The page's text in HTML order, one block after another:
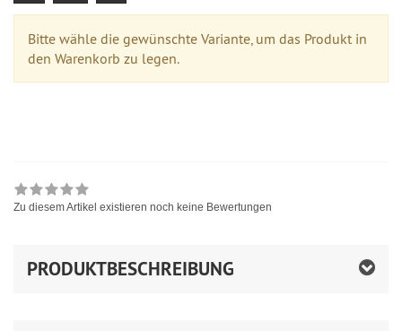
Bitte wähle die gewünschte Variante, um das Produkt in
den Warenkorb zu legen.
Zu diesem Artikel existieren noch keine Bewertungen
PRODUKTBESCHREIBUNG